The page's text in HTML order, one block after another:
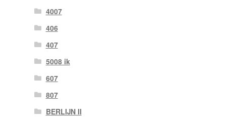
4007
406
407
5008 ik
607
807
BERLIJN II